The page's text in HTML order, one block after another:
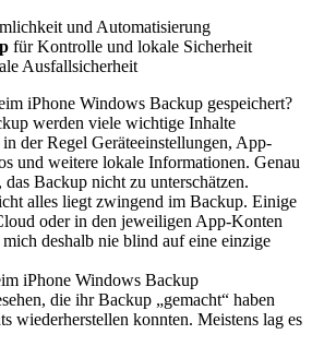
und Automatisierung
für Kontrolle und lokale Sicherheit
Ausfallsicherheit
iPhone Windows Backup gespeichert?
werden viele wichtige Inhalte
der Regel Geräteeinstellungen, App-
und weitere lokale Informationen. Genau
Backup nicht zu unterschätzen.
alles liegt zwingend im Backup. Einige
oder in den jeweiligen App-Konten
mich deshalb nie blind auf eine einzige
iPhone Windows Backup
die ihr Backup „gemacht“ haben
wiederherstellen konnten. Meistens lag es